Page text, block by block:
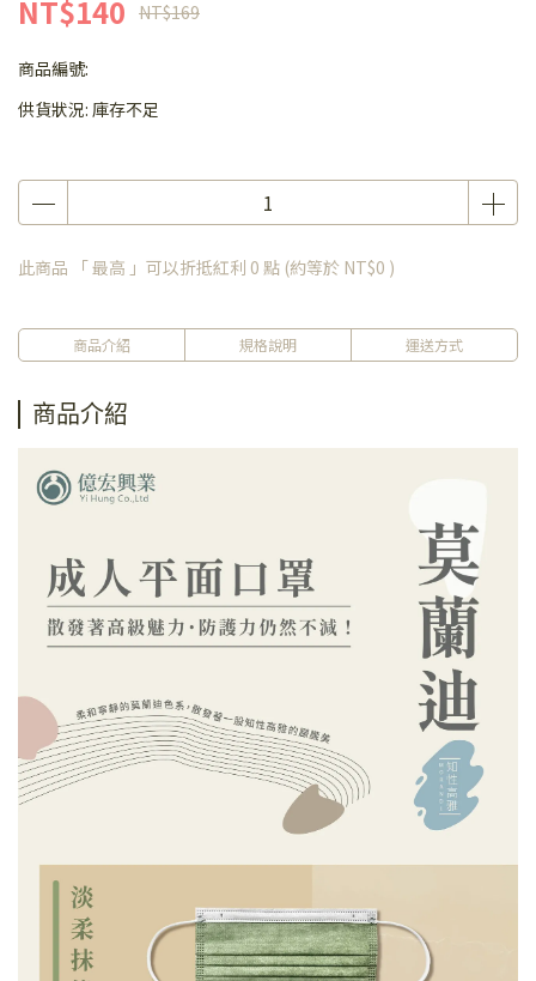
NT$140 NT$169
商品編號:
供貨狀況: 庫存不足
此商品 「 最高 」可以折抵紅利 0 點 (約等於 NT$0 )
商品介紹 規格說明 運送方式
商品介紹